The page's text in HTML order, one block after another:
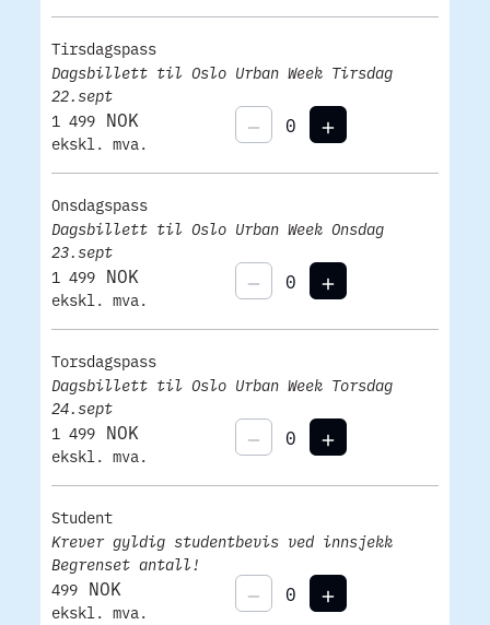
Tirsdagspass
Dagsbillett til Oslo Urban Week Tirsdag
22.sept
1 499 NOK
ekskl. mva.
Onsdagspass
Dagsbillett til Oslo Urban Week Onsdag
23.sept
1 499 NOK
ekskl. mva.
Torsdagspass
Dagsbillett til Oslo Urban Week Torsdag
24.sept
1 499 NOK
ekskl. mva.
Student
Krever gyldig studentbevis ved innsjekk
Begrenset antall!
499 NOK
ekskl. mva.